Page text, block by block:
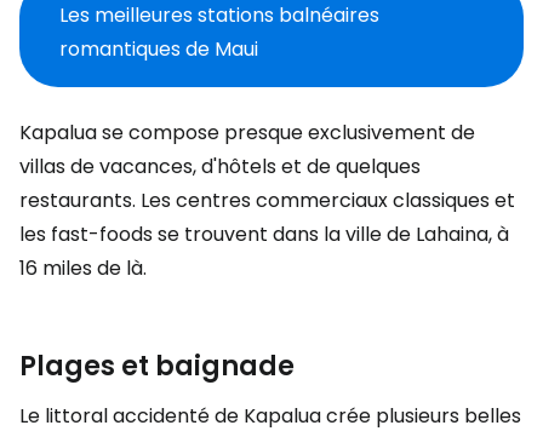
Les meilleures stations balnéaires
romantiques de Maui
Kapalua se compose presque exclusivement de
villas de vacances, d'hôtels et de quelques
restaurants. Les centres commerciaux classiques et
les fast-foods se trouvent dans la ville de Lahaina, à
16 miles de là.
Plages et baignade
Le littoral accidenté de Kapalua crée plusieurs belles